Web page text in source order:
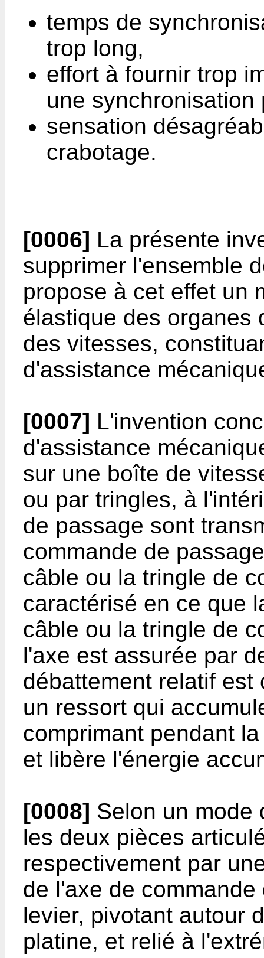
temps de
trop long,
effort à fournir trop
une synchronisation
sensation
crabotage.
[0006] La présente
supprimer l'ensemble
propose à cet effet un
élastique des organes
des vitesses,
d'assistance
[0007] L'invention
d'assistance
sur une boîte de
ou par tringles, à
de passage sont
commande de
câble ou la tringle de
caractérisé en ce que
câble ou la tringle de
l'axe est assurée par
débattement relatif
un ressort qui
comprimant pendant
et libère l'énergie
[0008] Selon un mode
les deux pièces
respectivement par
de l'axe de
levier, pivotant autour
platine, et relié à